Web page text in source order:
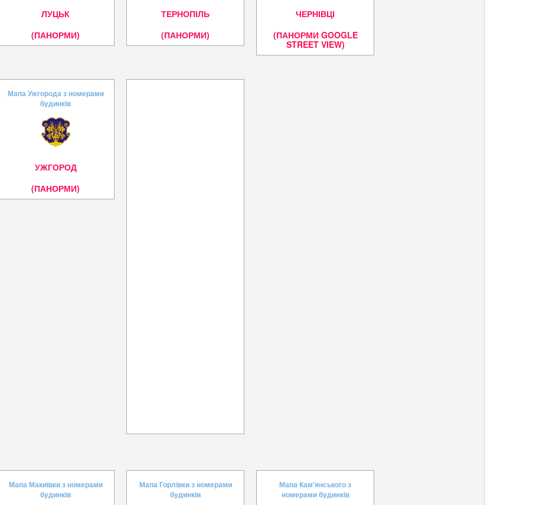
ЛУЦЬК
(ПАНОРМИ)
ТЕРНОПІЛЬ
(ПАНОРМИ)
ЧЕРНІВЦІ
(ПАНОРМИ GOOGLE
STREET VIEW)
Мапа Ужгорода з номерами
будинків
УЖГОРОД
(ПАНОРМИ)
Мапа Макиївки з номерами
будинків
Мапа Горлівки з номерами
будинків
Мапа Кам'янського з
номерами будинків